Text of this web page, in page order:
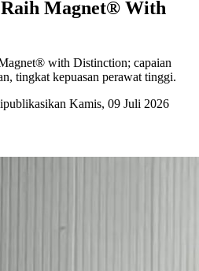
Magnet® With
with Distinction; capaian
tingkat kepuasan perawat tinggi.
Kamis, 09 Juli 2026